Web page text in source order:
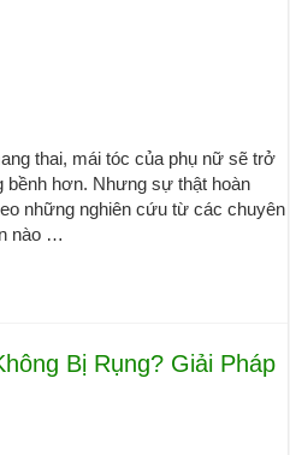
thai, mái tóc của phụ nữ sẽ trở
bềnh hơn. Nhưng sự thật hoàn
những nghiên cứu từ các chuyên
nào …
Bị Rụng? Giải Pháp